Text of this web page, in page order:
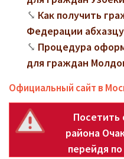
Как получить
Федерации абхазцу
Процедура
для граждан
Официальный сайт в
района
перейдя